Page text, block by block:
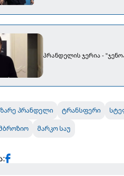
პრანდელის ჯერია -
პრანდელი ტრანსფერი
მარკო საუ